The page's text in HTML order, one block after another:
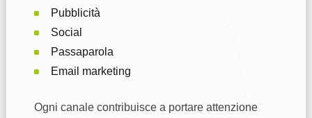
Pubblicità
Social
Passaparola
Email marketing
Ogni canale contribuisce a portare attenzione